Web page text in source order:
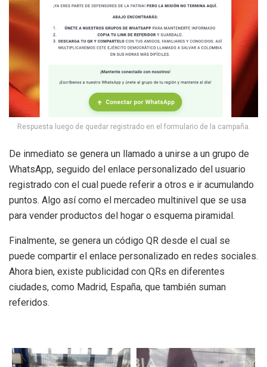
Respuesta luego de quedar registrado en el formulario de la campaña.
De inmediato se genera un llamado a unirse a un grupo de
WhatsApp, seguido del enlace personalizado del usuario
registrado con el cual puede referir a otros e ir acumulando
puntos. Algo así como el mercadeo multinivel que se usa
para vender productos del hogar o esquema piramidal.
Finalmente, se genera un código QR desde el cual se
puede compartir el enlace personalizado en redes sociales.
Ahora bien, existe publicidad con QRs en diferentes
ciudades, como Madrid, España, que también suman
referidos.